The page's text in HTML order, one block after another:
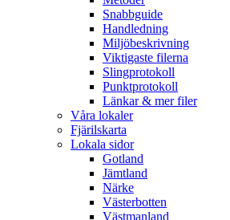
Snabbguide
Handledning
Miljöbeskrivning
Viktigaste filerna
Slingprotokoll
Punktprotokoll
Länkar & mer filer
Våra lokaler
Fjärilskarta
Lokala sidor
Gotland
Jämtland
Närke
Västerbotten
Västmanland